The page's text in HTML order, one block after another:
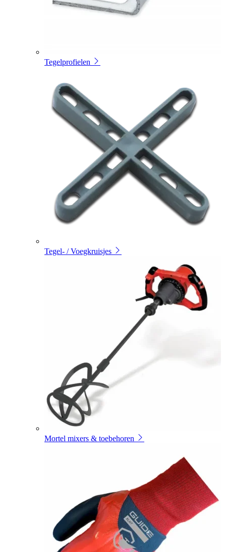
Tegelprofielen
Tegel- / Voegkruisjes
Mortel mixers & toebehoren